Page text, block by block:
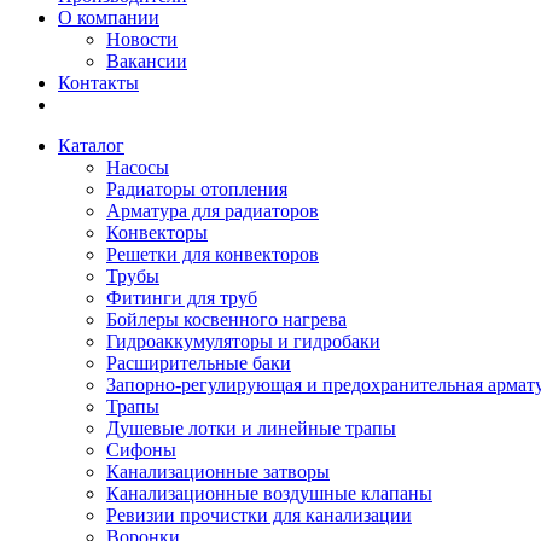
О компании
Новости
Вакансии
Контакты
Каталог
Насосы
Радиаторы отопления
Арматура для радиаторов
Конвекторы
Решетки для конвекторов
Трубы
Фитинги для труб
Бойлеры косвенного нагрева
Гидроаккумуляторы и гидробаки
Расширительные баки
Запорно-регулирующая и предохранительная
Трапы
Душевые лотки и линейные трапы
Сифоны
Канализационные затворы
Канализационные воздушные клапаны
Ревизии прочистки для канализации
Воронки